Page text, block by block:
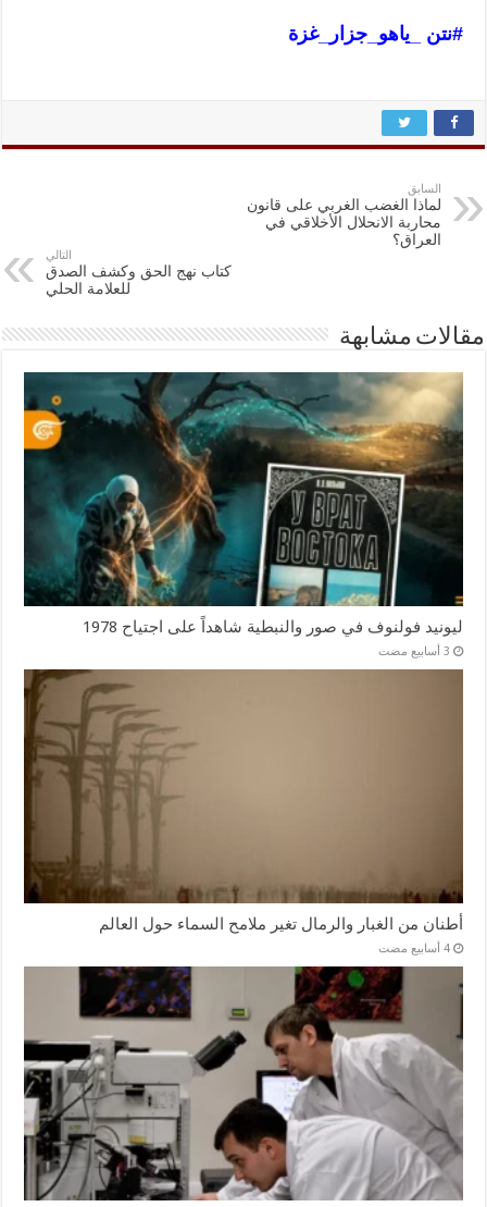
#نتن _ياهو_جزار_غزة
السابق
لماذا الغضب الغربي على قانون
محاربة الانحلال الأخلاقي في
العراق؟
التالي
كتاب نهج الحق وكشف الصدق
للعلامة الحلي
مقالات مشابهة
ليونيد فولنوف في صور والنبطية شاهداً على اجتياح 1978
أطنان من الغبار والرمال تغير ملامح السماء حول العالم
‏4 أسابيع مضت